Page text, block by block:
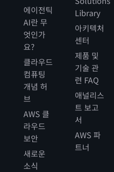
에이전틱
AI란 무
엇인가
요?
클라우드
컴퓨팅
개념 허
브
AWS 클
라우드
보안
새로운
소식
Library
아키텍처
센터
제품 및
기술 관
련 FAQ
애널리스
트 보고
서
AWS 파
트너